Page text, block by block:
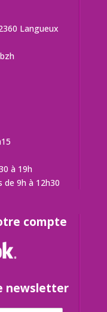
Langueux
à 19h
de 9h à 12h30
compte
newsletter